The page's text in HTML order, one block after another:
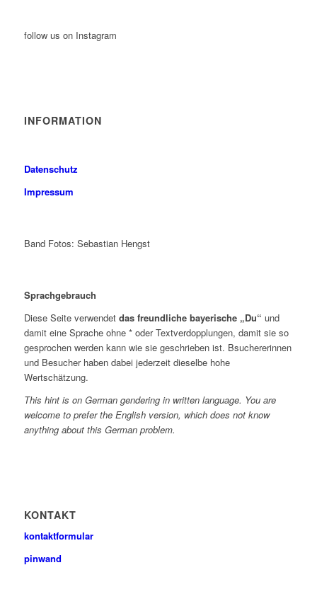
follow us on Instagram
INFORMATION
Datenschutz
Impressum
Band Fotos: Sebastian Hengst
Sprachgebrauch
Diese Seite verwendet das freundliche bayerische „Du“ und
damit eine Sprache ohne * oder Textverdopplungen, damit sie so
gesprochen werden kann wie sie geschrieben ist. Bsuchererinnen
und Besucher haben dabei jederzeit dieselbe hohe
Wertschätzung.
This hint is on German gendering in written language. You are
welcome to prefer the English version, which does not know
anything about this German problem.
KONTAKT
kontaktformular
pinwand